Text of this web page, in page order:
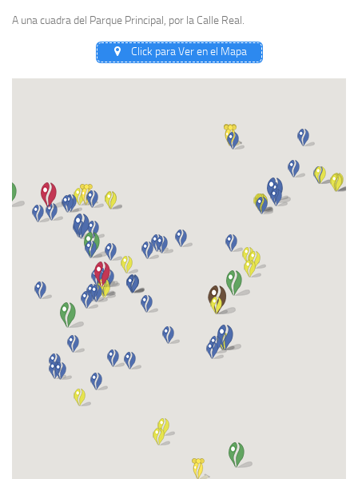
A una cuadra del Parque Principal, por la Calle Real.
Click para Ver en el Mapa